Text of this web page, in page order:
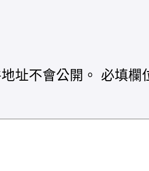
址不會公開。 必填欄